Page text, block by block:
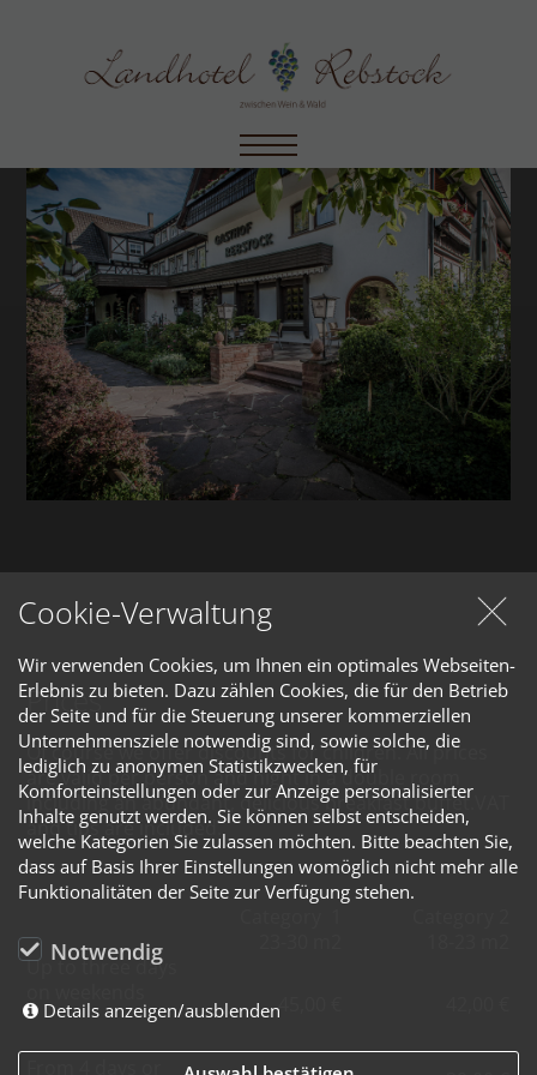
Prices
Of course we offer discounts for children. All prices
are valid per person and night in a double room
including an abundant, delicious breakfast buffet.VAT
and tips are included.
Up to three days
45,00 €
Cookie-Verwaltung
Wir verwenden Cookies, um Ihnen ein optimales Webseiten-
Erlebnis zu bieten. Dazu zählen Cookies, die für den Betrieb
der Seite und für die Steuerung unserer kommerziellen
Unternehmensziele notwendig sind, sowie solche, die
lediglich zu anonymen Statistikzwecken, für
Komforteinstellungen oder zur Anzeige personalisierter
Inhalte genutzt werden. Sie können selbst entscheiden,
welche Kategorien Sie zulassen möchten. Bitte beachten Sie,
dass auf Basis Ihrer Einstellungen womöglich nicht mehr alle
Funktionalitäten der Seite zur Verfügung stehen.
Notwendig
Details anzeigen/ausblenden